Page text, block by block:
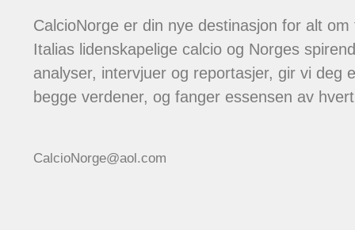
CalcioNorge er din nye destinasjon for alt
Italias lidenskapelige calcio og Norges
analyser, intervjuer og reportasjer, gir vi deg
begge verdener, og fanger essensen av
CalcioNorge@aol.com